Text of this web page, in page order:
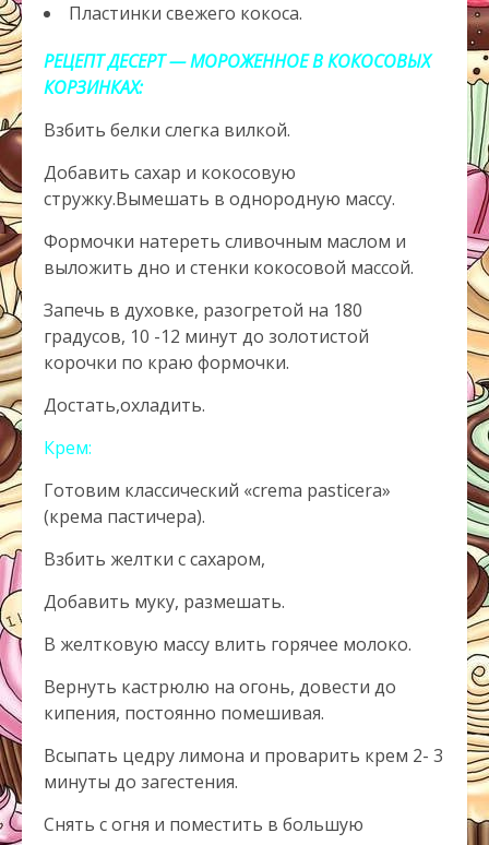
Пластинки свежего кокоса.
РЕЦЕПТ ДЕСЕРТ — МОРОЖЕННОЕ В КОКОСОВЫХ
КОРЗИНКАХ:
Взбить белки слегка вилкой.
Добавить сахар и кокосовую
стружку.Вымешать в однородную массу.
Формочки натереть сливочным маслом и
выложить дно и стенки кокосовой массой.
Запечь в духовке, разогретой на 180
градусов, 10 -12 минут до золотистой
корочки по краю формочки.
Достать,охладить.
Крем:
Готовим классический «crema pasticera»
(крема пастичера).
Взбить желтки с сахаром,
Добавить муку, размешать.
В желтковую массу влить горячее молоко.
Вернуть кастрюлю на огонь, довести до
кипения, постоянно помешивая.
Всыпать цедру лимона и проварить крем 2- 3
минуты до загестения.
Снять с огня и поместить в большую